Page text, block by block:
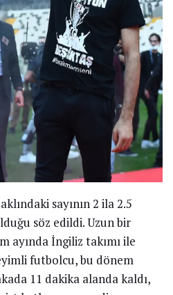
sayının 2 ila 2.5
söz edildi. Uzun bir
ayında İngiliz takımı ile
futbolcu, bu dönem
11 dakika alanda kaldı,